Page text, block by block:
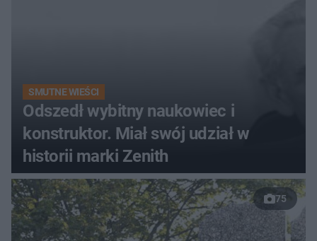
SMUTNE WIEŚCI
Odszedł wybitny naukowiec i
konstruktor. Miał swój udział w
historii marki Zenith
75